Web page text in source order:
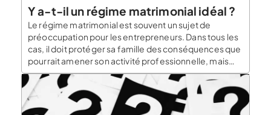
Y a-t-il un régime matrimonial idéal ?
Le régime matrimonial est souvent un sujet de
préoccupation pour les entrepreneurs. Dans tous les
cas, il doit protéger sa famille des conséquences que
pourrait amener son activité professionnelle, mais
aussi protéger l’entreprise des conséquences d’un
problème familial comme une séparation ou un
décès. Pourquoi la création d’entreprise peut-elle
mettre en risque le patrimoine personnel […]